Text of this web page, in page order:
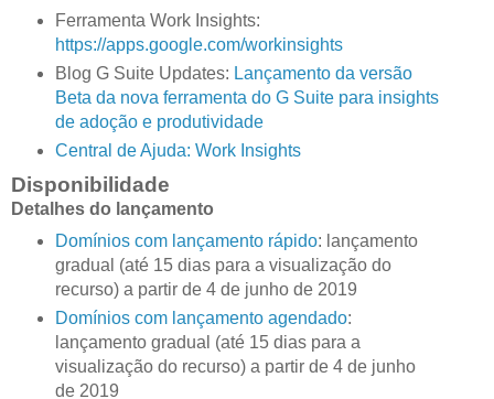
Ferramenta Work Insights:
https://apps.google.com/workinsights
Blog G Suite Updates: Lançamento da versão
Beta da nova ferramenta do G Suite para insights
de adoção e produtividade
Central de Ajuda: Work Insights
Disponibilidade
Detalhes do lançamento
Domínios com lançamento rápido: lançamento
gradual (até 15 dias para a visualização do
recurso) a partir de 4 de junho de 2019
Domínios com lançamento agendado:
lançamento gradual (até 15 dias para a
visualização do recurso) a partir de 4 de junho
de 2019